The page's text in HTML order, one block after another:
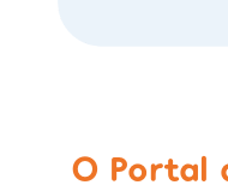
O Portal